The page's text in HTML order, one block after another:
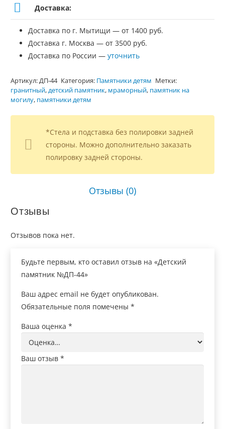
Доставка:
Доставка по г. Мытищи — от 1400 руб.
Доставка г. Москва — от 3500 руб.
Доставка по России — уточнить
Артикул:ДП-44 Категория: Памятники детям Метки:
гранитный,детский памятник, мраморный, памятник на
могилу, памятники детям
*Стела и подставка без полировки задней
стороны. Можно дополнительно заказать
полировку задней стороны.
Отзывы (0)
Отзывы
Отзывов пока нет.
Будьте первым, кто оставил отзыв на «Детский
памятник №ДП-44»
Ваш адрес email не будет опубликован.
Обязательные поля помечены *
Ваша оценка *
Ваш отзыв *